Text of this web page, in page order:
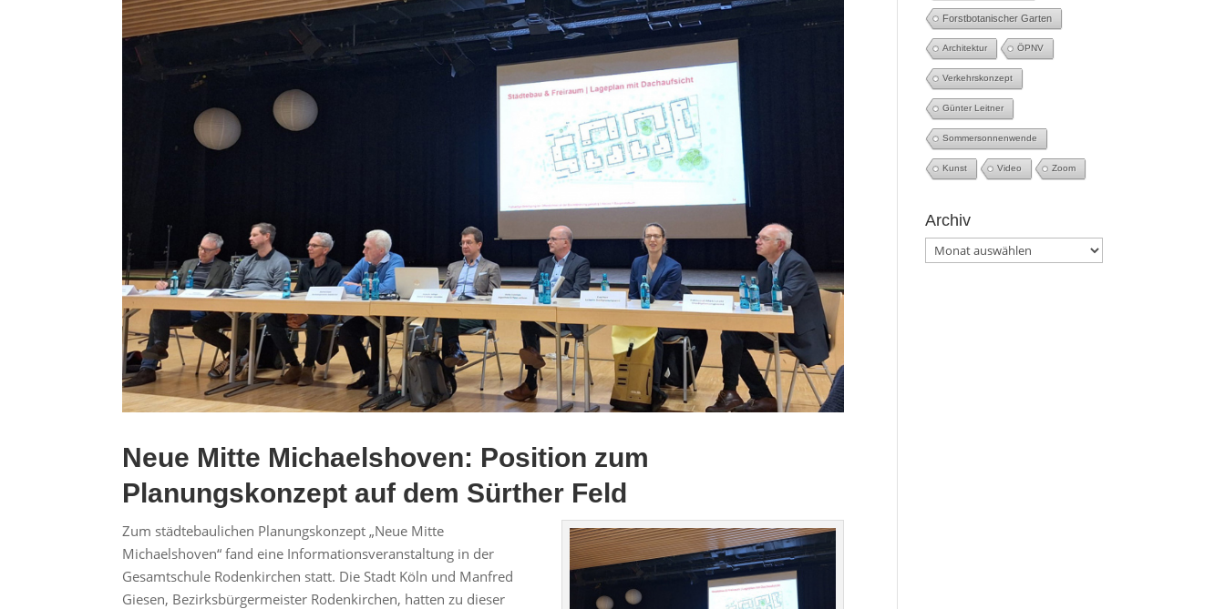
Neue Mitte Michaelshoven: Position zum
Planungskonzept auf dem Sürther Feld
Zum städtebaulichen Planungskonzept „Neue Mitte
Michaelshoven“ fand eine Informationsveranstaltung in der
Gesamtschule Rodenkirchen statt. Die Stadt Köln und Manfred
Giesen, Bezirksbürgermeister Rodenkirchen, hatten zu dieser
Forstbotanischer Garten
Architektur ÖPNV
Verkehrskonzept
Günter Leitner
Sommersonnenwende
Kunst Video Zoom
Archiv
Archiv